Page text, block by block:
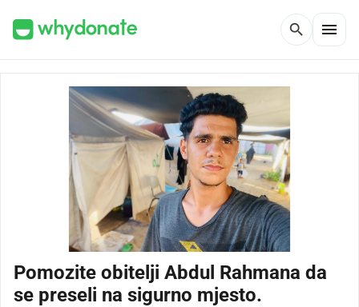
search menu
Pomozite obitelji Abdul Rahmana da
se preseli na sigurno mjesto.